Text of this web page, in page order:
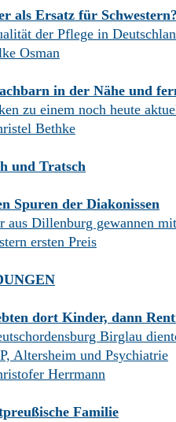
als Ersatz für Schwestern?
der Pflege in
Osman
in der Nähe und
zu einem noch heute
Bethke
und Tratsch
Spuren der Diakonissen
aus Dillenburg gewannen
ersten Preis
dort Kinder, dann
Birglau
Altersheim und Psychiatrie
Herrmann
Familie